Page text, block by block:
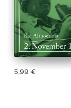
5,99 €